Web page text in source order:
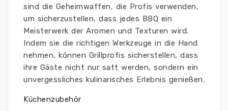
sind die Geheimwaffen, die Profis verwenden,
um sicherzustellen, dass jedes BBQ ein
Meisterwerk der Aromen und Texturen wird.
Indem sie die richtigen Werkzeuge in die Hand
nehmen, können Grillprofis sicherstellen, dass
ihre Gäste nicht nur satt werden, sondern ein
unvergessliches kulinarisches Erlebnis genießen.
Küchenzubehör